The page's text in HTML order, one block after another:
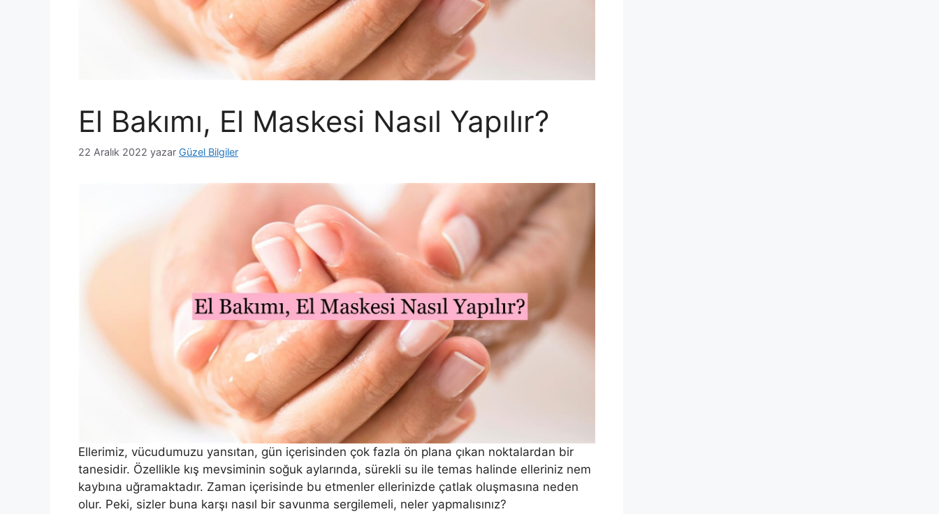
El Bakımı, El Maskesi Nasıl Yapılır?
22 Aralık 2022 yazar Güzel Bilgiler
Ellerimiz, vücudumuzu yansıtan, gün içerisinden çok fazla ön plana çıkan noktalardan bir
tanesidir. Özellikle kış mevsiminin soğuk aylarında, sürekli su ile temas halinde elleriniz nem
kaybına uğramaktadır. Zaman içerisinde bu etmenler ellerinizde çatlak oluşmasına neden
olur. Peki, sizler buna karşı nasıl bir savunma sergilemeli, neler yapmalısınız?